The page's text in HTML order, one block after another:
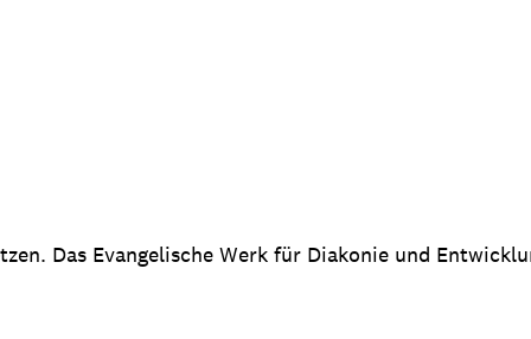
Das Evangelische Werk für Diakonie und